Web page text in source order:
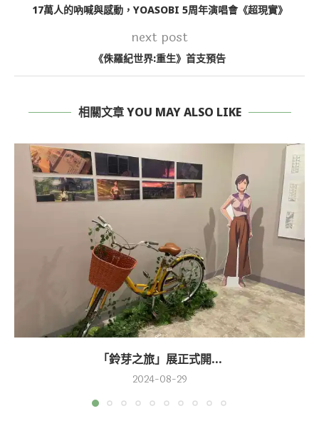
17萬人的吶喊與感動，YOASOBI 5周年演唱會《超現實》
next post
《侏羅紀世界:重生》首支預告
相關文章 YOU MAY ALSO LIKE
「鈴芽之旅」展正式開...
2024-08-29